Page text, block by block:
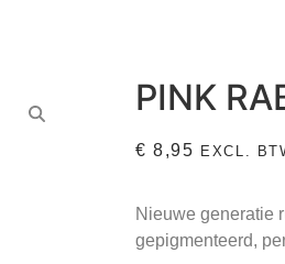
PINK
€ 8,95 EXCL.
Nieuwe generatie
gepigmenteerd,